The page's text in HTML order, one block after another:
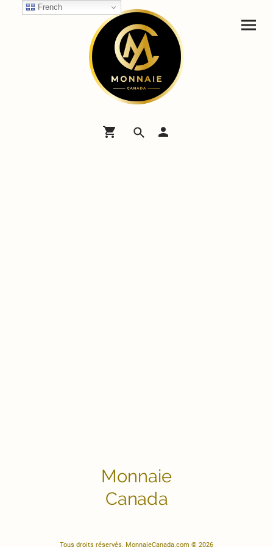
Monnaie
Canada
Tous droits réservés. MonnaieCanada.com © 2026
French